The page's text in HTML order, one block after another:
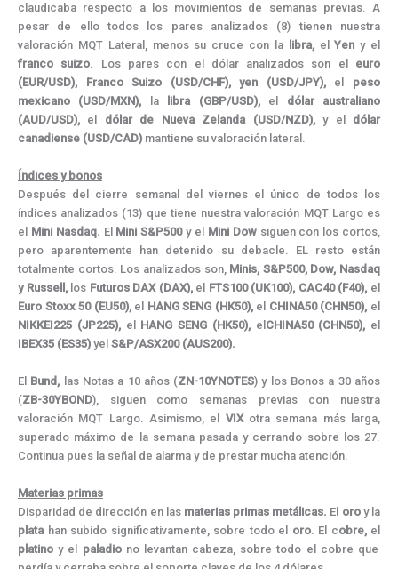
claudicaba respecto a los movimientos de semanas previas. A
pesar de ello todos los pares analizados (8) tienen nuestra
valoración MQT Lateral, menos su cruce con la
libra, el Yen y el
franco suizo. Los pares con el dólar analizados son el euro
(EUR/USD), Franco Suizo (USD/CHF), yen (USD/JPY), el peso
mexicano (USD/MXN), la libra (GBP/USD), el dólar australiano
(AUD/USD), el dólar de Nueva Zelanda (USD/NZD),y el dólar
canadiense (USD/CAD) mantiene su valoración lateral.
Índices y bonos
Después del cierre semanal del viernes el único de todos los
índices analizados (13) que tiene nuestra valoración MQT Largo es
el Mini Nasdaq. El Mini S&P500y el Mini Dow siguen con los cortos,
pero aparentemente han detenido su debacle. EL resto están
totalmente cortos. Los analizados son, Minis, S&P500, Dow, Nasdaq
y Russell,los Futuros DAX (DAX),el FTS100 (UK100), CAC40 (F40), el
Euro Stoxx 50 (EU50),el HANG SENG (HK50),el CHINA50 (CHN50), el
NIKKEI225 (JP225),el HANG SENG (HK50),el CHINA50 (CHN50), el
IBEX35 (ES35) yel S&P/ASX200 (AUS200).
El Bund, las Notas a 10 años (ZN-10YNOTES) y los Bonos a 30 años
(ZB-30YBOND), siguen como semanas previas con nuestra
valoración MQT Largo. Asimismo, el VIX otra semana más larga,
superado máximo de la semana pasada y cerrando sobre los 27.
Continua pues la señal de alarma y de prestar mucha atención.
Materias primas
Disparidad de dirección en las materias primas metálicas. El oroy la
plata han subido significativamente, sobre todo el oro. El cobre, el
platino y el paladiono levantan cabeza, sobre todo el cobre que